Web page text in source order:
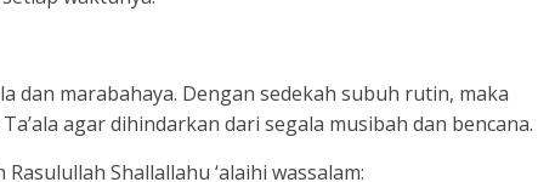
dan marabahaya. Dengan sedekah subuh rutin, maka
agar dihindarkan dari segala musibah dan bencana.
Shallallahu ‘alaihi wassalam: